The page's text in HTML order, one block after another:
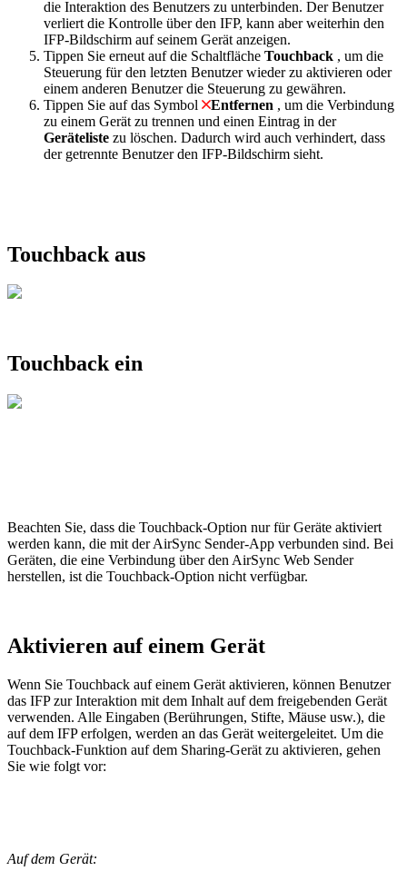
die Interaktion des Benutzers zu unterbinden. Der Benutzer
verliert die Kontrolle über den IFP, kann aber weiterhin den
IFP-Bildschirm auf seinem Gerät anzeigen.
Tippen Sie erneut auf die Schaltfläche Touchback , um die
Steuerung für den letzten Benutzer wieder zu aktivieren oder
einem anderen Benutzer die Steuerung zu gewähren.
Tippen Sie auf das Symbol
Entfernen , um die Verbindung
zu einem Gerät zu trennen und einen Eintrag in der
Geräteliste zu löschen. Dadurch wird auch verhindert, dass
der getrennte Benutzer den IFP-Bildschirm sieht.
Touchback aus
Touchback ein
Beachten Sie, dass die Touchback-Option nur für Geräte aktiviert
werden kann, die mit der AirSync Sender-App verbunden sind. Bei
Geräten, die eine Verbindung über den AirSync Web Sender
herstellen, ist die Touchback-Option nicht verfügbar.
Aktivieren auf einem Gerät
Wenn Sie Touchback auf einem Gerät aktivieren, können Benutzer
das IFP zur Interaktion mit dem Inhalt auf dem freigebenden Gerät
verwenden. Alle Eingaben (Berührungen, Stifte, Mäuse usw.), die
auf dem IFP erfolgen, werden an das Gerät weitergeleitet. Um die
Touchback-Funktion auf dem Sharing-Gerät zu aktivieren, gehen
Sie wie folgt vor:
Auf dem Gerät: